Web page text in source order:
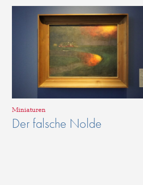
Miniaturen
Der falsche Nolde